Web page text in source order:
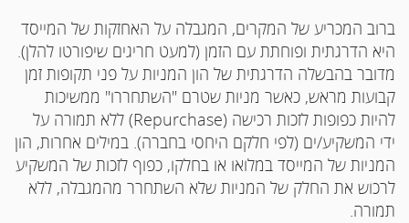
ברוב המכריע של המקרים, המגבלה על האחזקות של המייסד
היא הדרגתית ופוחתת עם הזמן (למעט חריגים שיפורטו להלן).
מדובר בהבשלה הדרגתית של הון המניות על פני תקופות זמן
קבועות מראש, כאשר מניות שטרם "השתחררו" ממשיכות
להיות כפופות לזכות רכישה (Repurchase) ללא תמורה על
ידי המשקיע/ים (לפי חלקם היחסי בחברה). במילים אחרות, הון
המניות של המייסד במלואו או בחלקו, כפוף לזכות של המשקיע
לרכוש את החלק של המניות שלא השתחרר מהמגבלה, ללא
תמורה.